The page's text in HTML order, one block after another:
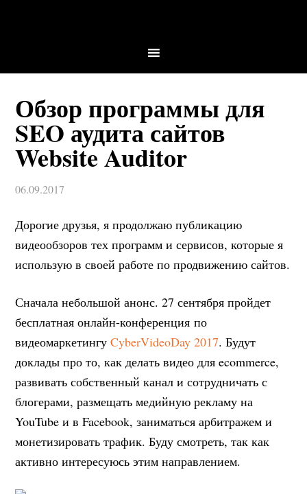
Обзор программы для
SEO аудита сайтов
Website Auditor
06.09.2017
Дорогие друзья, я продолжаю публикацию
видеообзоров тех программ и сервисов, которые я
использую в своей работе по продвижению сайтов.
Сначала небольшой анонс. 27 сентября пройдет
бесплатная онлайн-конференция по
видеомаркетингуCyberVideoDay 2017. Будут
доклады про то, как делать видео для ecommerce,
развивать собственный канал и сотрудничать с
блогерами, размещать медийную рекламу на
YouTube и в Facebook, заниматься арбитражем и
монетизировать трафик. Буду смотреть, так как
активно интересуюсь этим направлением.